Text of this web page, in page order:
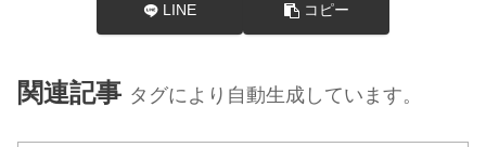
LINE コピー
関連記事 タグにより自動生成しています。